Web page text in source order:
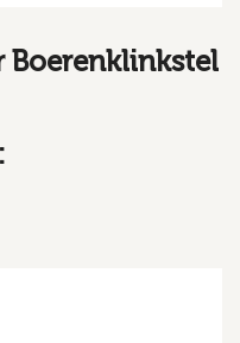
Boerenklinkstel